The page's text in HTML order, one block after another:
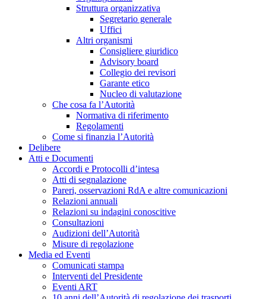
Struttura organizzativa
Segretario generale
Uffici
Altri organismi
Consigliere giuridico
Advisory board
Collegio dei revisori
Garante etico
Nucleo di valutazione
Che cosa fa l’Autorità
Normativa di riferimento
Regolamenti
Come si finanzia l’Autorità
Delibere
Atti e Documenti
Accordi e Protocolli d’intesa
Atti di segnalazione
Pareri, osservazioni RdA e altre comunicazioni
Relazioni annuali
Relazioni su indagini conoscitive
Consultazioni
Audizioni dell’Autorità
Misure di regolazione
Media ed Eventi
Comunicati stampa
Interventi del Presidente
Eventi ART